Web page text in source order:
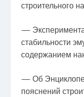
строительного
—
стабильности
содержанием
— Об
пояснений